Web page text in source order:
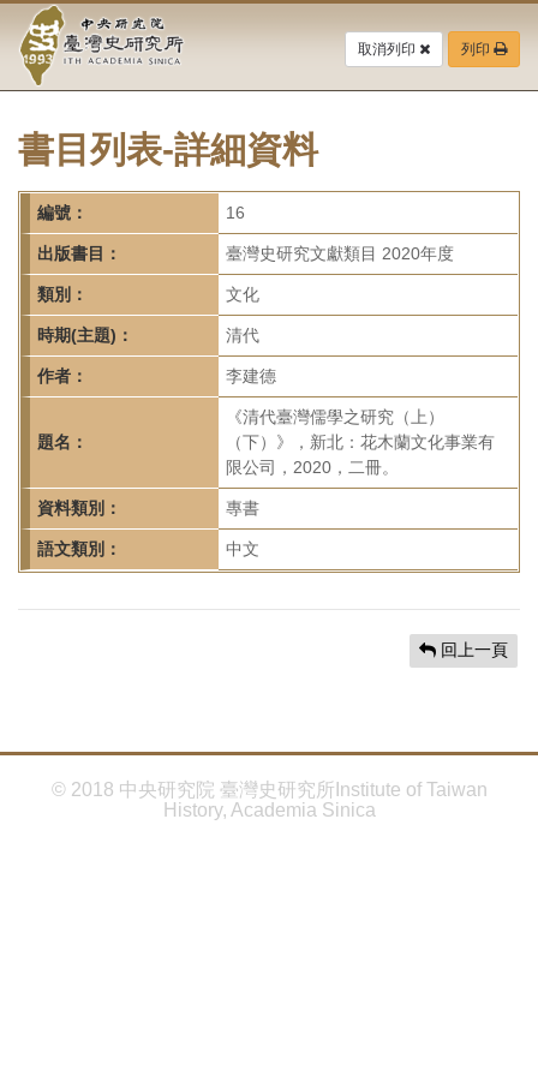
要
中
央
研
究
院-
臺
灣
史
研
究
所-
首
頁
取消列印 列印
書目列表-詳細資料
編號： 16
出版書目： 臺灣史研究文獻類目 2020年度
類別： 文化
時期(主題)： 清代
作者： 李建德
題名：
《清代臺灣儒學之研究（上）
（下）》，新北：花木蘭文化事業有
限公司，2020，二冊。
資料類別： 專書
語文類別： 中文
回上一頁
© 2018 中央研究院 臺灣史研究所Institute of Taiwan
History, Academia Sinica